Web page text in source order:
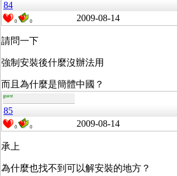
84
0 0 2009-08-14
請問一下
強制安裝後什麼沒辦法用
而且為什麼是簡體中國？
guest
85
0 0 2009-08-14
承上
為什麼也找不到可以解安裝的地方？